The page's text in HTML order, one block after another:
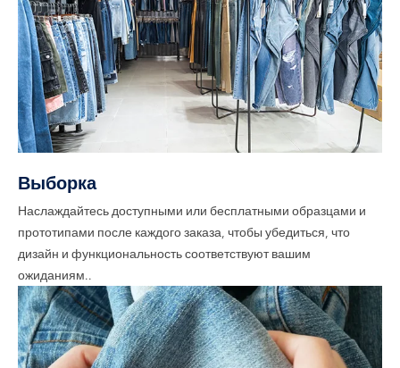
Выборка
Наслаждайтесь доступными или бесплатными образцами и
прототипами после каждого заказа, чтобы убедиться, что
дизайн и функциональность соответствуют вашим
ожиданиям..